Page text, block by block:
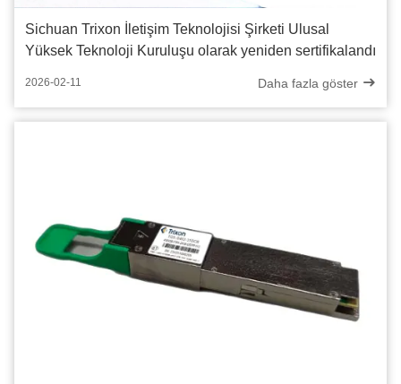
Sichuan Trixon İletişim Teknolojisi Şirketi Ulusal
Yüksek Teknoloji Kuruluşu olarak yeniden sertifikalandı
2026-02-11 Daha fazla göster